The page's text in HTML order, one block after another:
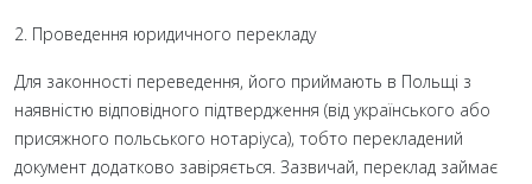
2. Проведення юридичного перекладу
Для законності переведення, його приймають в Польщі з
наявністю відповідного підтвердження (від українського або
присяжного польського нотаріуса), тобто перекладений
документ додатково завіряється. Зазвичай, переклад займає